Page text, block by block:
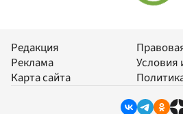
Редакция
Реклама
Карта сайта
Условия